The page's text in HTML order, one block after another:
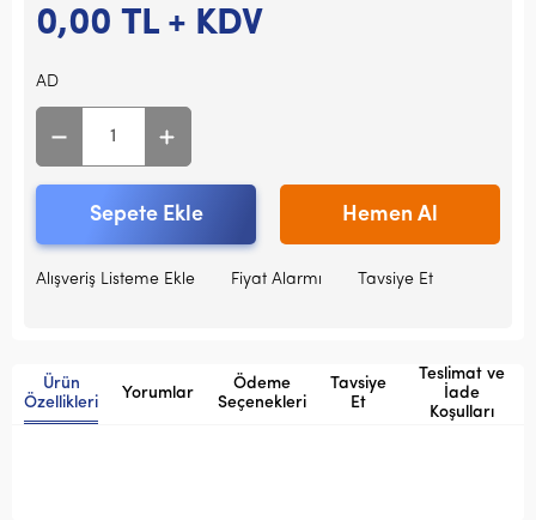
0,00 TL + KDV
AD
Sepete Ekle Hemen Al
Alışveriş Listeme Ekle Fiyat Alarmı Tavsiye Et
Ürün
Özellikleri
Yorumlar
Ödeme
Seçenekleri
Tavsiye
Et
Teslimat ve
İade
Koşulları